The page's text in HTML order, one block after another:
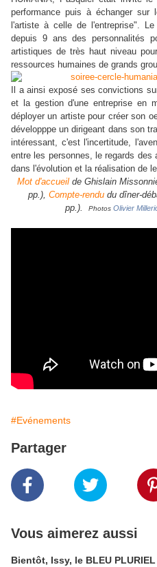
performance puis à échanger
l'artiste à celle de l'entreprise".
depuis 9 ans des personnalités
artistiques de très haut niveau
ressources humaines de grands
Il a ainsi exposé ses convictions
et la gestion d'une entreprise en
déployer un artiste pour créer son
développpe un dirigeant dans son
intéressant, c'est l'incertitude,
entre les personnes, le regards
dans l'évolution et la réalisation de
Mot d'accueil de Ghislain
pp.), Compte-rendu du dîner-
pp.).
Photos Olivier
#Evénements
Partager
Vous aimerez aussi
Bientôt, Issy, le BLEU PLURIEL